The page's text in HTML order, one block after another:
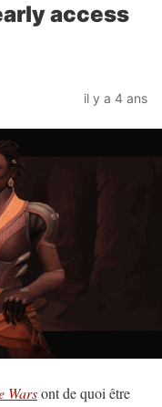
access
il y a 4 ans
Warsont de quoi être